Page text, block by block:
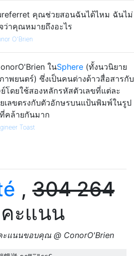
คุณช่วยสอนฉันได้ไหม ฉันไม่
ว่าคุณหมายถึงอะไร
O'Brien
ในSphere (ทั้งนวนิยาย
าพยนตร์) ซึ่งเป็นคนต่างด้าวสื่อสารกับ
โดยใช้สองหลักรหัสตัวเลขที่แต่ละ
เลขตรงกับตัวอักษรบนแป้นพิมพ์ในรูป
คล้ายกันมาก
Toast
, 304264
ะแนน
แนนขอบคุณ @ ConorO'Brien